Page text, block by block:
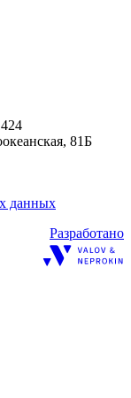
81Б
данных
Разработано